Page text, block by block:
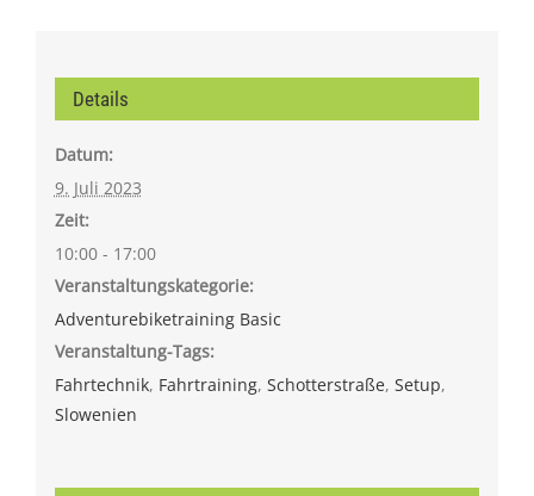
Details
Datum:
9. Juli 2023
Zeit:
10:00 - 17:00
Veranstaltungskategorie:
Adventurebiketraining Basic
Veranstaltung-Tags:
Fahrtechnik, Fahrtraining, Schotterstraße, Setup,
Slowenien